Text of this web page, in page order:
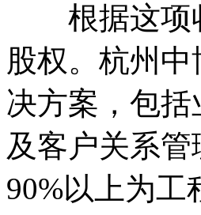
根据这项收
股权。杭州
决方案，包
及客户关系
90%以上为工